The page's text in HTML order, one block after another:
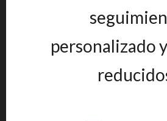
personalizado